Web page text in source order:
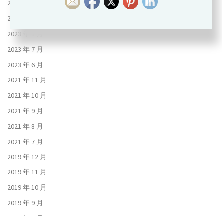
2023 年 10 月
2023 年 9 月
2023 年 8 月
2023 年 7 月
2023 年 6 月
2021 年 11 月
2021 年 10 月
2021 年 9 月
2021 年 8 月
2021 年 7 月
2019 年 12 月
2019 年 11 月
2019 年 10 月
2019 年 9 月